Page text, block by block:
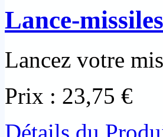
Lance-
Lancez votre
Prix : 23,75 €
Détails du